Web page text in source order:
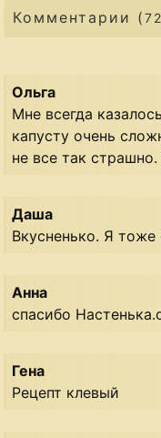
Комментарии (72
Ольга
Мне всегда
капусту очень
не все так
Даша
Вкусненько. Я
Анна
спасибо
Гена
Рецепт клевый